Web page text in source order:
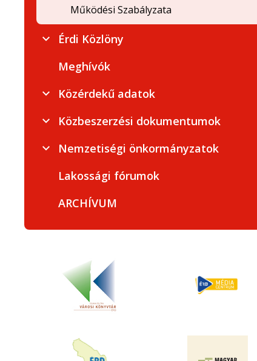
Működési Szabályzata
Érdi Közlöny
Meghívók
Közérdekű adatok
Közbeszerzési dokumentumok
Nemzetiségi önkormányzatok
Lakossági fórumok
ARCHÍVUM